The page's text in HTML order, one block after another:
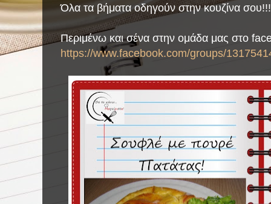
Όλα τα βήματα οδηγούν στην κουζίνα σου!!!
Περιμένω και σένα στην ομάδα μας στο
https://www.facebook.com/groups/